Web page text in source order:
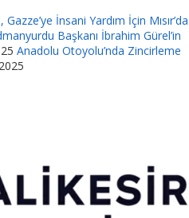
İnsani Yardım İçin Mısır’da
Başkanı İbrahim Gürel’in
Anadolu Otoyolu’nda Zincirleme